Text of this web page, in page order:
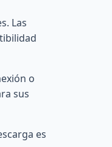
Las
o
sus
es